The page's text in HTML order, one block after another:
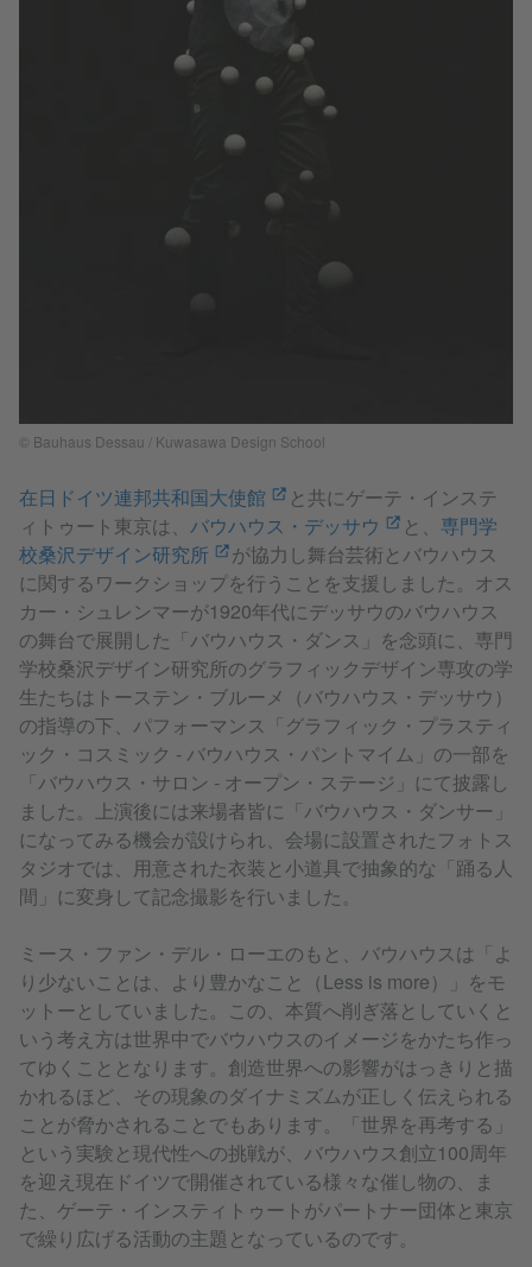
© Bauhaus Dessau / Kuwasawa Design School
在日ドイツ連邦共和国大使館
と共にゲーテ・インステ
ィトゥート東京は、 バウハウス・デッサウ と、 専門学
校桑沢デザイン研究所
​が協力し舞台芸術とバウハウス
に関するワークショップを行うことを支援しました。オス
カー・シュレンマーが1920年代にデッサウのバウハウス
の舞台で展開した「バウハウス・ダンス」を念頭に、専門
学校桑沢デザイン研究所のグラフィックデザイン専攻の学
生たちはトーステン・ブルーメ（バウハウス・デッサウ）
の指導の下、パフォーマンス「グラフィック・プラスティ
ック・コスミック ‐ バウハウス・パントマイム」の一部を
「バウハウス・サロン ‐ オープン・ステージ」にて披露し
ました。上演後には来場者皆に「バウハウス・ダンサー」
になってみる機会が設けられ、会場に設置されたフォトス
タジオでは、用意された衣装と小道具で抽象的な「踊る人
間」に変身して記念撮影を行いました。
ミース・ファン・デル・ローエのもと、バウハウスは「よ
り少ないことは、より豊かなこと（Less is more）」をモ
ットーとしていました。この、本質へ削ぎ落としていくと
いう考え方は世界中でバウハウスのイメージをかたち作っ
てゆくこととなります。創造世界への影響がはっきりと描
かれるほど、その現象のダイナミズムが正しく伝えられる
ことが脅かされることでもあります。「世界を再考する」
という実験と現代性への挑戦が、バウハウス創立100周年
を迎え現在ドイツで開催されている様々な催し物の、ま
た、ゲーテ・インスティトゥートがパートナー団体と東京
で繰り広げる活動の​主題となっているのです。